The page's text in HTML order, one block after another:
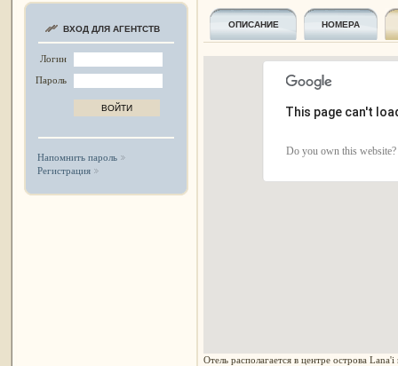
ВХОД ДЛЯ АГЕНТСТВ
Логин
Пароль
Напомнить пароль
Регистрация
ОПИСАНИЕ НОМЕРА
This page can't
Do you own this website?
Отель располагается в центре острова